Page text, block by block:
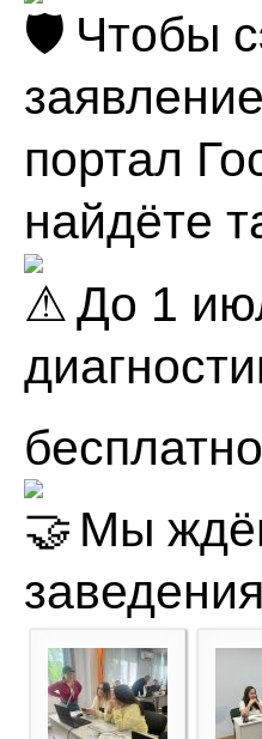
Чтобы
портал
найдёте
До 1
Мы ждём